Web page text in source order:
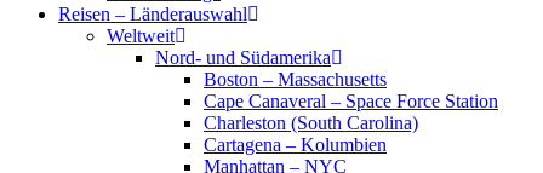
Reisen – Länderauswahl
Weltweit
Nord- und Südamerika
Boston – Massachusetts
Cape Canaveral – Space Force Station
Charleston (South Carolina)
Cartagena – Kolumbien
Manhattan – NYC